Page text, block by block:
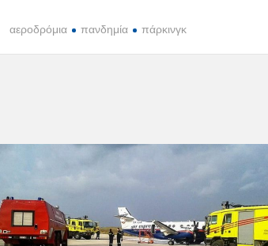
αεροδρόμια πανδημία πάρκινγκ